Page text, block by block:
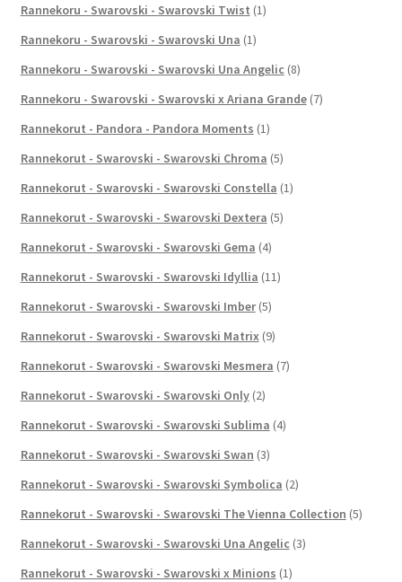
Rannekoru - Swarovski - Swarovski Twist (1)
Rannekoru - Swarovski - Swarovski Una (1)
Rannekoru - Swarovski - Swarovski Una Angelic (8)
Rannekoru - Swarovski - Swarovski x Ariana Grande (7)
Rannekorut - Pandora - Pandora Moments (1)
Rannekorut - Swarovski - Swarovski Chroma (5)
Rannekorut - Swarovski - Swarovski Constella (1)
Rannekorut - Swarovski - Swarovski Dextera (5)
Rannekorut - Swarovski - Swarovski Gema (4)
Rannekorut - Swarovski - Swarovski Idyllia (11)
Rannekorut - Swarovski - Swarovski Imber (5)
Rannekorut - Swarovski - Swarovski Matrix (9)
Rannekorut - Swarovski - Swarovski Mesmera (7)
Rannekorut - Swarovski - Swarovski Only (2)
Rannekorut - Swarovski - Swarovski Sublima (4)
Rannekorut - Swarovski - Swarovski Swan (3)
Rannekorut - Swarovski - Swarovski Symbolica (2)
Rannekorut - Swarovski - Swarovski The Vienna Collection (5)
Rannekorut - Swarovski - Swarovski Una Angelic (3)
Rannekorut - Swarovski - Swarovski x Minions (1)